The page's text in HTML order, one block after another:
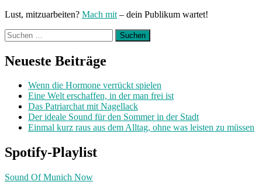
Lust, mitzuarbeiten? Mach mit – dein Publikum wartet!
Suchen
nach:
Neueste Beiträge
Wenn die Hormone verrückt spielen
Eine Welt erschaffen, in der man frei ist
Das Patriarchat mit Nagellack
Der ideale Sound für den Sommer in der Stadt
Einmal kurz raus aus dem Alltag, ohne was leisten zu müssen
Spotify-Playlist
Sound Of Munich Now